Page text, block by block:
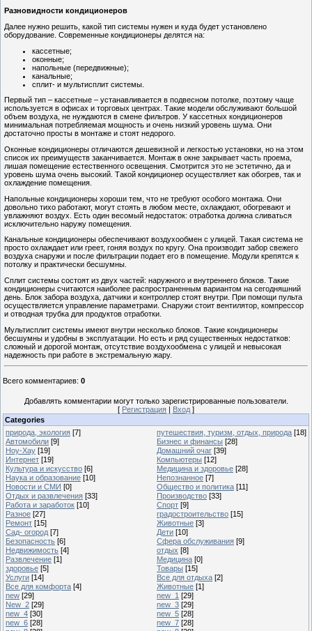
Разновидности кондиционеров
Далее нужно решить, какой тип системы нужен и куда будет установлено
оборудование. Современные кондиционеры делятся на:
кассетные;
оконные;
напольные (передвижные);
канальные;
сплит- и мультисплит системы.
Первый тип – кассетные – устанавливается в подвесном потолке, поэтому чаще
используется в офисах и торговых центрах. Такие модели обслуживают большой
объем воздуха, не нуждаются в смене фильтров. У кассетных кондиционеров
минимальная потребляемая мощность и очень низкий уровень шума. Они
достаточно просты в монтаже и стоят недорого.
Оконные кондиционеры отличаются дешевизной и легкостью установки, но на этом
список их преимуществ заканчивается. Монтаж в окне закрывает часть проема,
лишая помещение естественного освещения. Смотрится это не эстетично, да и
уровень шума очень высокий. Такой кондиционер осуществляет как обогрев, так и
охлаждение помещения.
Напольные кондиционеры хороши тем, что не требуют особого монтажа. Они
довольно тихо работают, могут стоять в любом месте, охлаждают, обогревают и
увлажняют воздух. Есть один весомый недостаток: отработка должна сливаться
исключительно наружу помещения.
Канальные кондиционеры обеспечивают воздухообмен с улицей. Такая система не
просто охлаждает или греет, гоняя воздух по кругу. Она производит забор свежего
воздуха снаружи и после фильтрации подает его в помещение. Модули крепятся к
потолку и практически бесшумны.
Сплит системы состоят из двух частей: наружного и внутреннего блоков. Такие
кондиционеры считаются наиболее распространенным вариантом на сегодняшний
день. Блок забора воздуха, датчики и контроллер стоят внутри. При помощи пульта
осуществляется управление параметрами. Снаружи стоит вентилятор, компрессор
и отводная трубка для продуктов отработки.
Мультисплит системы имеют внутри несколько блоков. Такие кондиционеры
бесшумны и удобны в эксплуатации. Но есть и ряд существенных недостатков:
сложный и дорогой монтаж, отсутствие воздухообмена с улицей и невысокая
надежность при работе в экстремальную жару.
Всего комментариев: 0
Добавлять комментарии могут только зарегистрированные пользователи.
[ Регистрация | Вход ]
Categories
природа, экология [7] путешествия, туризм, отдых, природа [18]
Автомобили [9] Бизнес и финансы [28]
Ноу-Хау [19] Домашний очаг [39]
Интернет [19] Компьютеры [12]
Культура и искусство [6] Медицина и здоровье [28]
Наука и образование [10] Непознанное [7]
Новости и СМИ [0] Общество и политика [11]
Отдых и развлечения [33] Производство [33]
Работа и заработок [10] Спорт [9]
Разное [27] градостроительство [15]
Ремонт [15] Животные [3]
Сад- огород [7] Дети [10]
Безопасность [6] Сфера обслуживания [9]
Недвижимость [4] отдых [8]
Развлечение [1] Медицина [0]
здоровье [5] Товары [15]
Услуги [14] Все для отдыха [2]
Все для комфорта [4] Животные [1]
new [29] new_1 [29]
New_2 [29] new_3 [29]
new_4 [30] new_5 [28]
new_6 [28] new_7 [28]